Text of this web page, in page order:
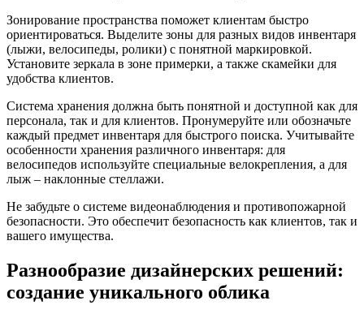
Зонирование пространства поможет клиентам быстро
ориентироваться. Выделите зоны для разных видов инвентаря
(лыжи, велосипеды, ролики) с понятной маркировкой.
Установите зеркала в зоне примерки, а также скамейки для
удобства клиентов.
Система хранения должна быть понятной и доступной как для
персонала, так и для клиентов. Пронумеруйте или обозначьте
каждый предмет инвентаря для быстрого поиска. Учитывайте
особенности хранения различного инвентаря: для
велосипедов используйте специальные велокрепления, а для
лыж – наклонные стеллажи.
Не забудьте о системе видеонаблюдения и противопожарной
безопасности. Это обеспечит безопасность как клиентов, так и
вашего имущества.
Разнообразие дизайнерских решений:
создание уникального облика